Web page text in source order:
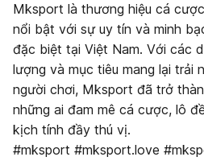
Mksport là thương hiệu cá
nổi bật với sự uy tín và minh
đặc biệt tại Việt Nam. Với các
lượng và mục tiêu mang lại trải
người chơi, Mksport đã trở
những ai đam mê cá cược, lô
kịch tính đầy thú vị.
#mksport #mksport.love